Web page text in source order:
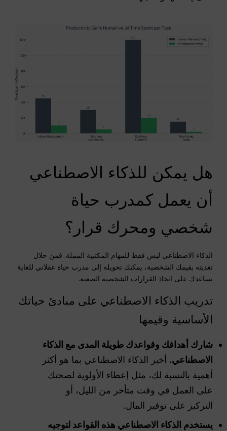
هل يمكن للذكاء الاصطناعي
أن يعمل كمدرب حياة
شخصي ومحرك قرار؟
الذكاء الاصطناعي ليس فقط للمهام المكتبية المملة. فمن خلال
تغذيته بقيمك الشخصية، يمكنك تحويله إلى مدرب حياة عقلاني للغاية
يساعدك على اتخاذ القرارات الشخصية الصعبة.
تدريب الذكاء الاصطناعي على مبادئ حياتك
الأساسية وقيمها
شارك أهدافك وقواعدك طويلة المدى مع الذكاء
الاصطناعي. أخبر الذكاء الاصطناعي بما هو أكثر
أهمية بالنسبة لك، مثل إعطاء الأولوية لصحتك
على العمل في وقت متأخر من الليل، أو
التركيز على توفير المال.
يستخدم الذكاء الاصطناعي هذه القواعد لتوجيه